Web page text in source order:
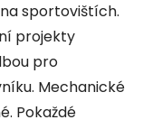
sportovištích.
projekty
pro
Mechanické
Pokaždé